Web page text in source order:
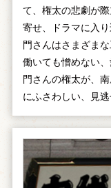
て、権太の悲劇が
寄せ、ドラマに入
門さんはさまざま
働いても憎めない
門さんの権太が、
にふさわしい、見